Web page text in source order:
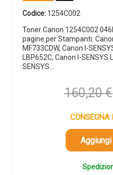
Codice: 1254C002
Toner Canon 1254C002
pagine per Stampanti:
MF733CDW, Canon I-
LBP652C, Canon I-SENSYS
SENSYS…
160,20€
CONSEGNA